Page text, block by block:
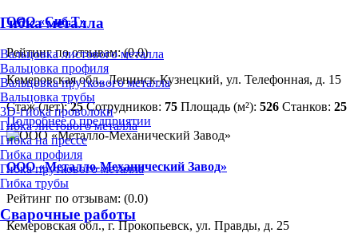
Гибка металла
Вальцовка листового металла
Вальцовка профиля
Вальцовка пруткового металла
Вальцовка трубы
3D-гибка проволоки
Гибка листового металла
Гибка на прессе
Гибка профиля
Гибка пруткового металла
Гибка трубы
Сварочные работы
ООО «Сиб.Т»
Рейтинг по отзывам:(0.0)
Кемеровская обл., Ленинск-Кузнецкий, ул. Телефонная, д. 15
Стаж (лет):25 Сотрудников: 75 Площадь (м²): 526 Станков: 25
Подробнее о предприятии
ООО «Металло-Механический Завод»
Рейтинг по отзывам: (0.0)
Кемеровская обл., г. Прокопьевск, ул. Правды, д. 25